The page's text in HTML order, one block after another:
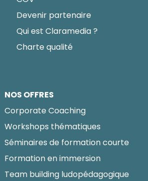
Devenir partenaire
Qui est Claramedia ?
Charte qualité
NOS OFFRES
Corporate Coaching
Workshops thématiques
Séminaires de formation courte
Formation en immersion
Team building ludopédagogique